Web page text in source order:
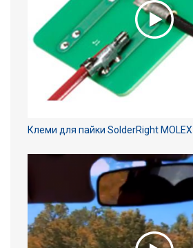
Клеми для пайки SolderRight MOLEX